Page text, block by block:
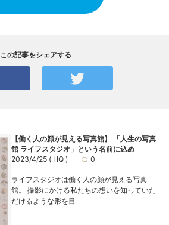
この記事をシェアする
【働く人の顔が見える写真館】 「人生の写真
館 ライフスタジオ」という名前に込め
2023/4/25 ( HQ ) 0
ライフスタジオは働く人の顔が見える写真
館。 撮影にかける私たちの想いを知っていた
だけるような形を目